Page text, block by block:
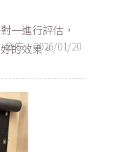
發佈：2026/01/20
一進行評估，
的效果。